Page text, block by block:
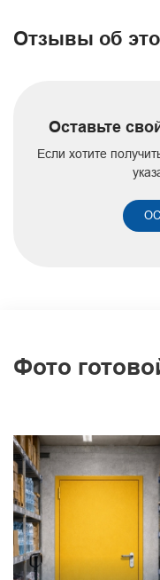
Отзывы об
Оставьте
Если хотите
Фото